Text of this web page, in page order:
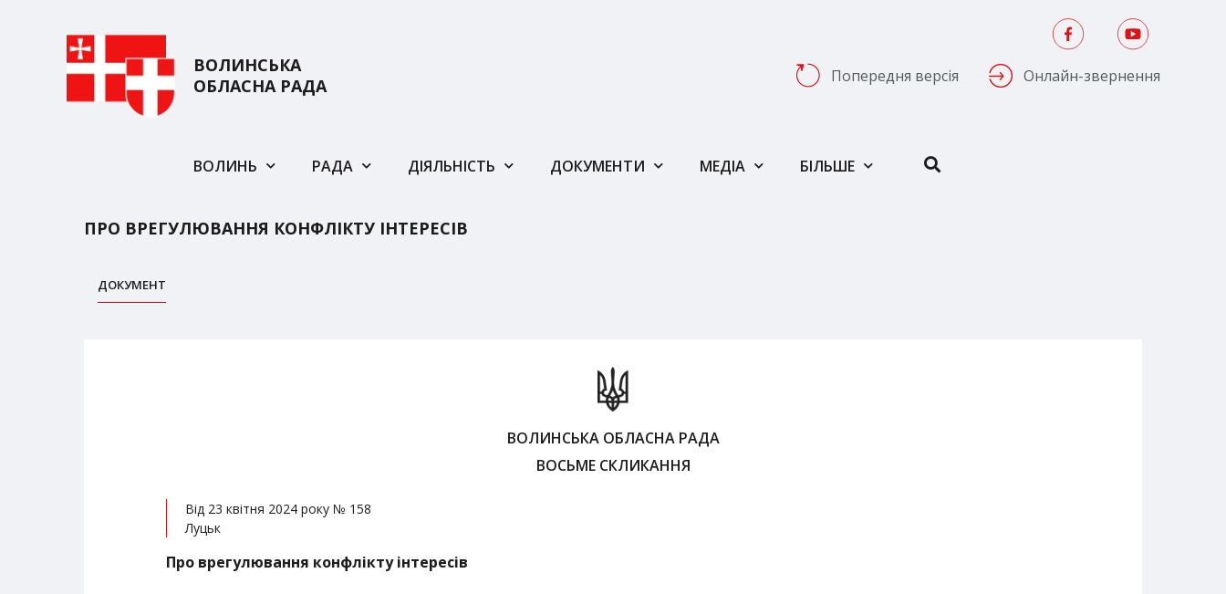
ВОЛИНСЬКА
ОБЛАСНА РАДА
Попередня версія Онлайн-звернення
ВОЛИНЬ РАДА ДІЯЛЬНІСТЬ ДОКУМЕНТИ МЕДІА БІЛЬШЕ
ПРО ВРЕГУЛЮВАННЯ КОНФЛІКТУ ІНТЕРЕСІВ
ДОКУМЕНТ
ВОЛИНСЬКА ОБЛАСНА РАДА
ВОСЬМЕ СКЛИКАННЯ
Від 23 квітня 2024 року № 158
Луцьк
Про врегулювання конфлікту інтересів